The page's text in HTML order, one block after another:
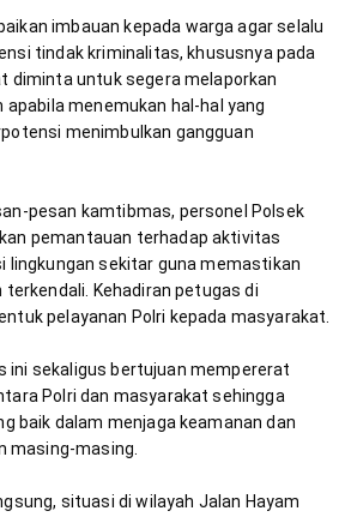
imbauan kepada warga agar selalu
tindak kriminalitas, khususnya pada
diminta untuk segera melaporkan
apabila menemukan hal-hal yang
menimbulkan gangguan
pesan kamtibmas, personel Polsek
pemantauan terhadap aktivitas
lingkungan sekitar guna memastikan
Kehadiran petugas di
ini sekaligus bertujuan mempererat
Polri dan masyarakat sehingga
baik dalam menjaga keamanan dan
situasi di wilayah Jalan Hayam